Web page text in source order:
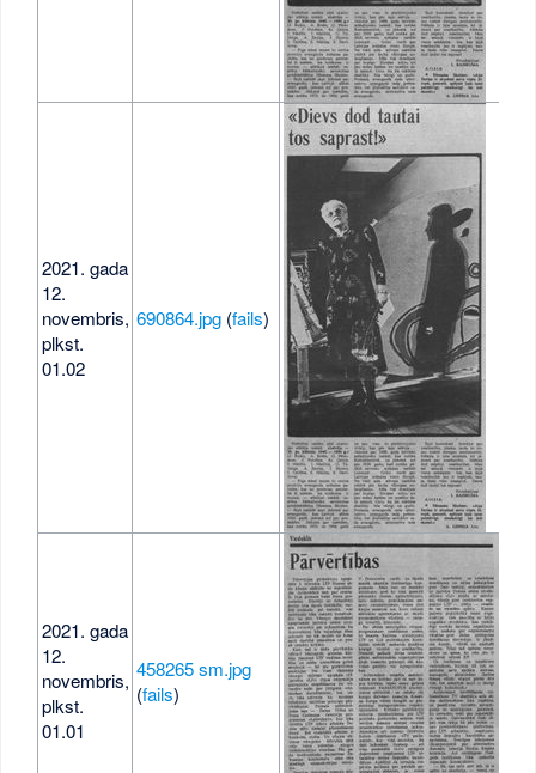
2021. gada
12.
novembris,
plkst.
01.02
690864.jpg(fails)
2021. gada
12.
novembris,
plkst.
01.01
458265 sm.jpg
(fails)